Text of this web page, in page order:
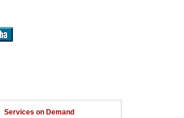
Services on Demand